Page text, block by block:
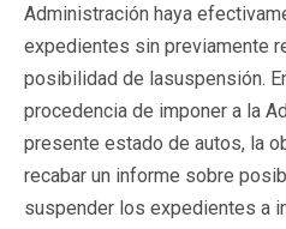
Administración haya
expedientes sin previamente
posibilidad de lasuspensión.
procedencia de imponer a la
presente estado de autos, la
recabar un informe sobre
suspender los expedientes a